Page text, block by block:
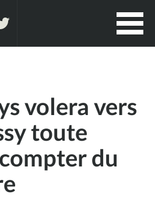
volera vers
toute
du